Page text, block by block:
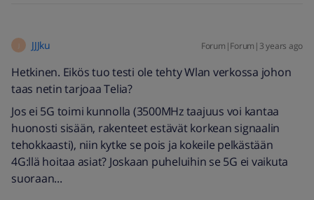
JJJku Forum|Forum|3 years ago
Hetkinen. Eikös tuo testi ole tehty Wlan verkossa johon
taas netin tarjoaa Telia?
Jos ei 5G toimi kunnolla (3500MHz taajuus voi kantaa
huonosti sisään, rakenteet estävät korkean signaalin
tehokkaasti), niin kytke se pois ja kokeile pelkästään
4G:llä hoitaa asiat? Joskaan puheluihin se 5G ei vaikuta
suoraan...